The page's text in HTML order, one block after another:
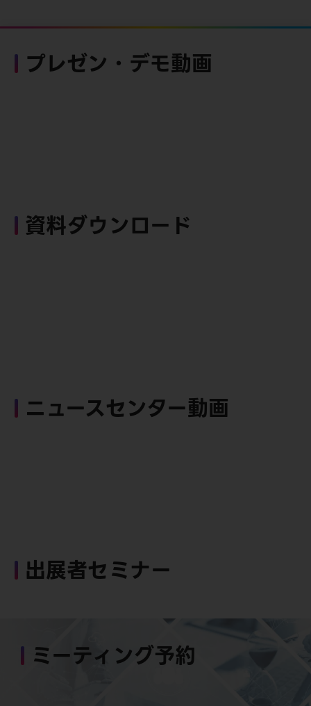
プレゼン・デモ動画
資料ダウンロード
ニュースセンター動画
出展者セミナー
ミーティング予約